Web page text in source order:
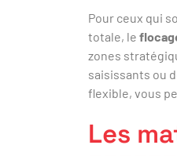
Pour ceux qui
totale, le
zones
saisissants ou
flexible, vous
Les